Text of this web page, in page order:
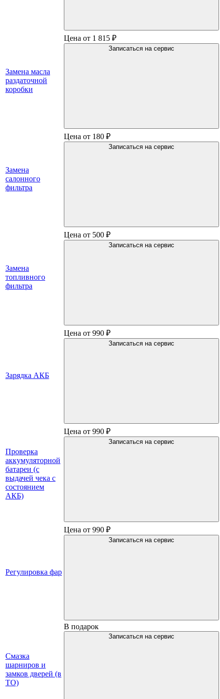
Замена масла
раздаточной
коробки
Цена от 1 815 ₽
Записаться на сервис
Замена
салонного
фильтра
Цена от 180 ₽
Записаться на сервис
Замена
топливного
фильтра
Цена от 500 ₽
Записаться на сервис
Зарядка АКБ
Цена от 990 ₽
Записаться на сервис
Проверка
аккумуляторной
батареи (с
выдачей чека с
состоянием
АКБ)
Цена от 990 ₽
Записаться на сервис
Регулировка фар
Цена от 990 ₽
Записаться на сервис
Смазка
шарниров и
замков дверей (в
ТО)
В подарок
Записаться на сервис